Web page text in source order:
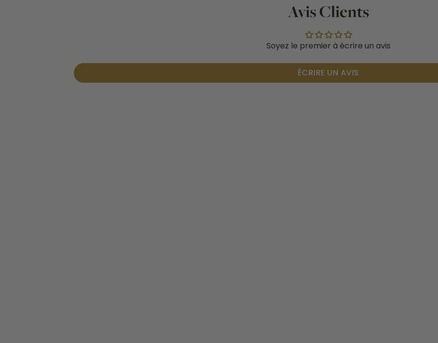
Avis Clients
Soyez le premier à écrire un avis
ÉCRIRE UN AVIS